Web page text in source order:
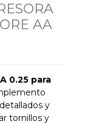
AA
0.25 para
y
tornillos y